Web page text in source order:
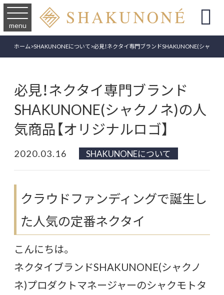
menu 
ホーム>SHAKUNONEについて>必見！ネクタイ専門ブランドSHAKUNONE(シャクノ
必見！ネクタイ専門ブランド
SHAKUNONE(シャクノネ)の人
気商品【オリジナルロゴ】
2020.03.16 SHAKUNONEについて
クラウドファンディングで誕生し
た人気の定番ネクタイ
こんにちは。
ネクタイブランドSHAKUNONE(シャクノ
ネ)プロダクトマネージャーのシャクモトタ